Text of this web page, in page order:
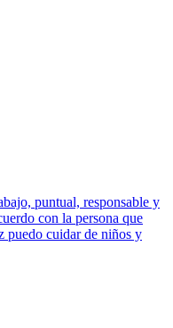
puntual, responsable y
con la persona que
puedo cuidar de niños y